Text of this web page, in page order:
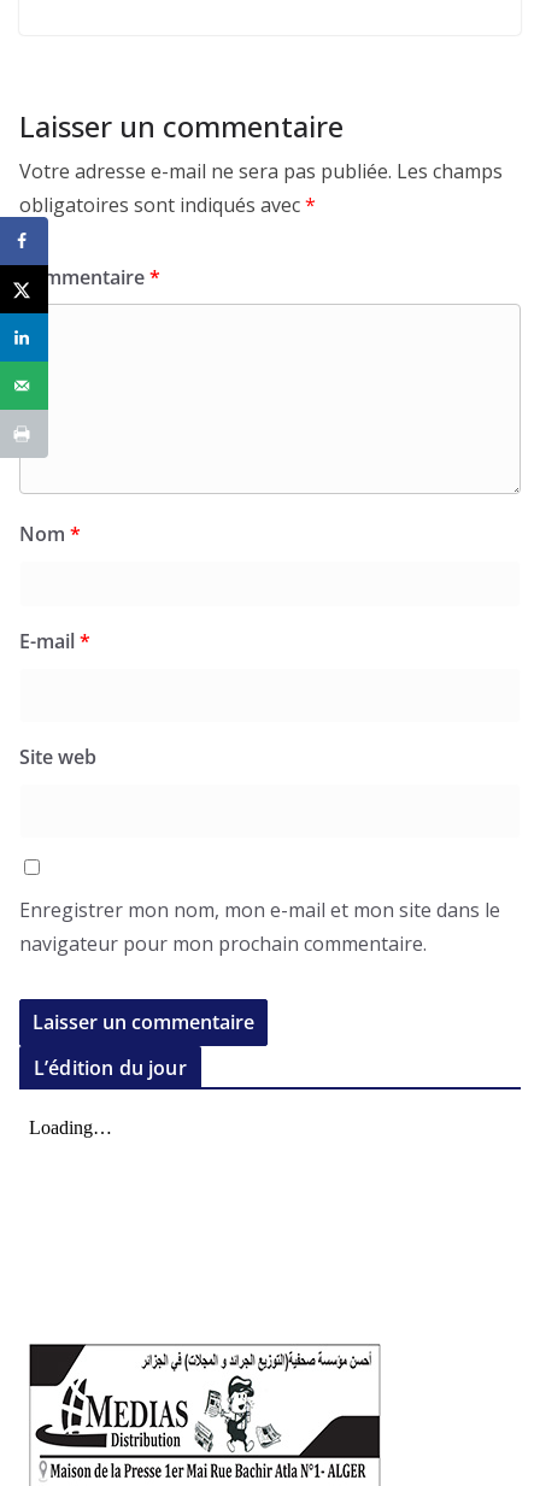
Laisser un commentaire
Votre adresse e-mail ne sera pas publiée. Les champs
obligatoires sont indiqués avec*
Commentaire*
Nom *
E-mail*
Site web
Enregistrer mon nom, mon e-mail et mon site dans le
navigateur pour mon prochain commentaire.
L’édition du jour